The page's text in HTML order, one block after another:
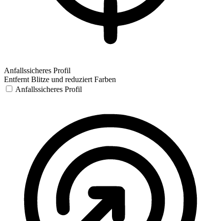
Anfallssicheres Profil
Entfernt Blitze und reduziert Farben
Anfallssicheres Profil